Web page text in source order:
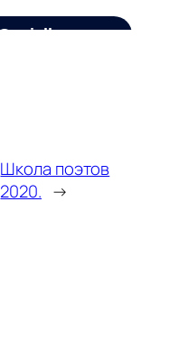
Школа поэтов
2020. →